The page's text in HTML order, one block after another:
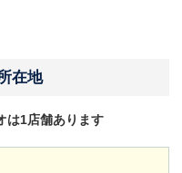
在地
は1店舗あります